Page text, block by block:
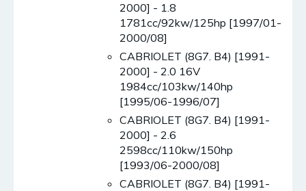
2000] - 1.8
1781cc/92kw/125hp [1997/01-
2000/08]
CABRIOLET (8G7. B4) [1991-
2000] - 2.0 16V
1984cc/103kw/140hp
[1995/06-1996/07]
CABRIOLET (8G7. B4) [1991-
2000] - 2.6
2598cc/110kw/150hp
[1993/06-2000/08]
CABRIOLET (8G7. B4) [1991-